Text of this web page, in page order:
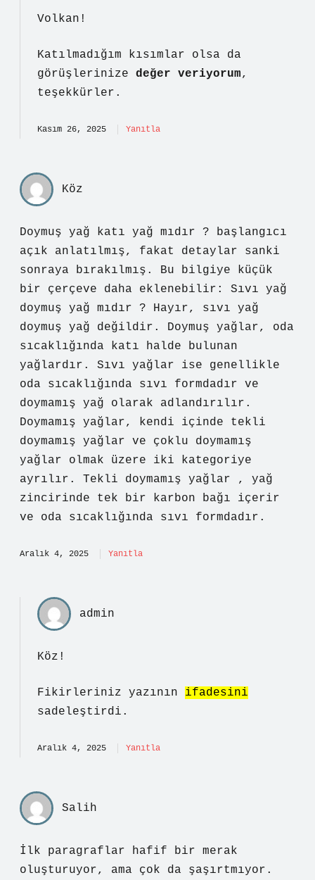
Volkan!
Katılmadığım kısımlar olsa da
görüşlerinize değer veriyorum,
teşekkürler.
Kasım 26, 2025 Yanıtla
Köz
Doymuş yağ katı yağ mıdır ? başlangıcı
açık anlatılmış, fakat detaylar sanki
sonraya bırakılmış. Bu bilgiye küçük
bir çerçeve daha eklenebilir: Sıvı yağ
doymuş yağ mıdır ? Hayır, sıvı yağ
doymuş yağ değildir. Doymuş yağlar, oda
sıcaklığında katı halde bulunan
yağlardır. Sıvı yağlar ise genellikle
oda sıcaklığında sıvı formdadır ve
doymamış yağ olarak adlandırılır.
Doymamış yağlar, kendi içinde tekli
doymamış yağlar ve çoklu doymamış
yağlar olmak üzere iki kategoriye
ayrılır. Tekli doymamış yağlar , yağ
zincirinde tek bir karbon bağı içerir
ve oda sıcaklığında sıvı formdadır.
Aralık 4, 2025 Yanıtla
admin
Köz!
Fikirleriniz yazının ifadesini
sadeleştirdi.
Aralık 4, 2025 Yanıtla
Salih
İlk paragraflar hafif bir merak
oluşturuyor, ama çok da şaşırtmıyor.